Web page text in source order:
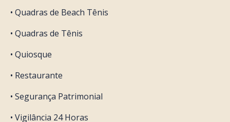
• Quadras de Beach Tênis
• Quadras de Tênis
• Quiosque
• Restaurante
• Segurança Patrimonial
• Vigilância 24 Horas